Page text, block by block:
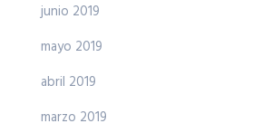
junio 2019
mayo 2019
abril 2019
marzo 2019